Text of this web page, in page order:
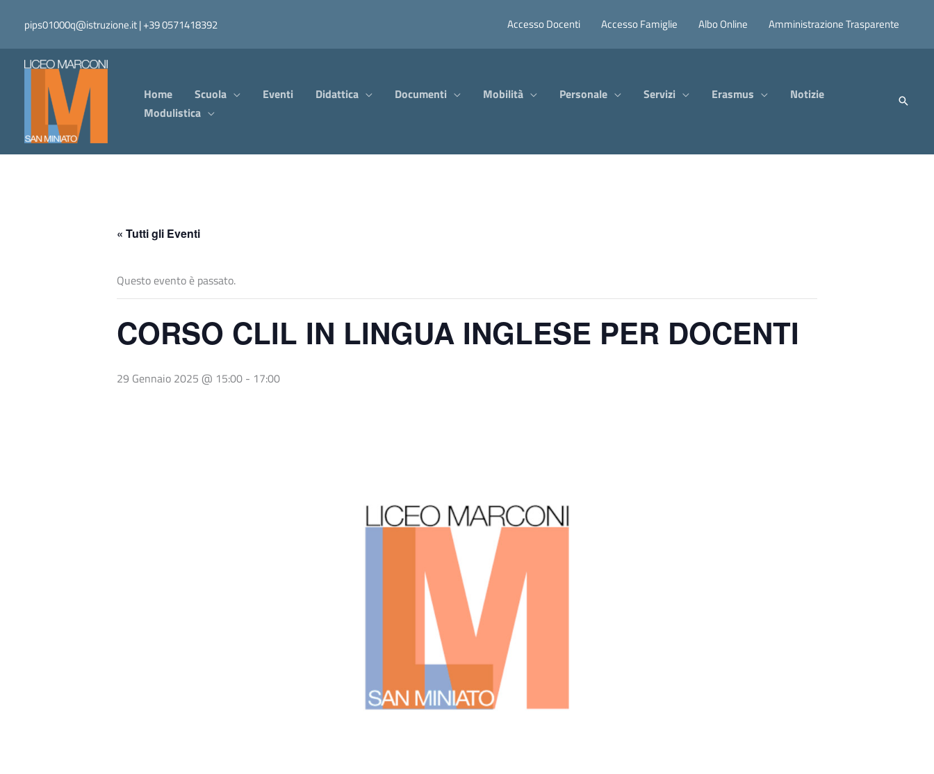
contenuto
pips01000q@istruzione.it | +39 0571418392 Accesso Docenti Accesso Famiglie Albo Online Amministrazione Trasparente
Home Scuola Eventi Didattica Documenti Mobilità Personale Servizi Erasmus
Notizie
Modulistica
« Tutti gli Eventi
Questo evento è passato.
CORSO CLIL IN LINGUA INGLESE PER DOCENTI
29 Gennaio 2025 @ 15:00 - 17:00